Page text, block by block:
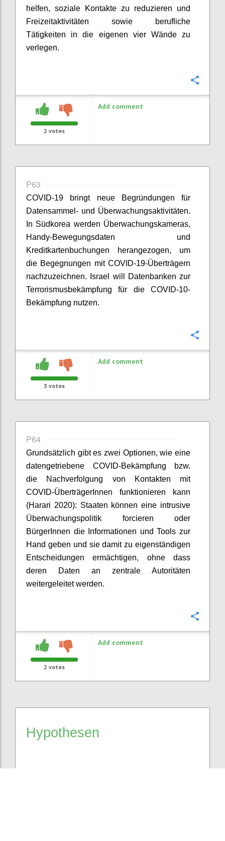
helfen, soziale Kontakte zu reduzieren und
Freizeitaktivitäten sowie berufliche
Tätigkeiten in die eigenen vier Wände zu
verlegen.
2 votes
Add comment
P63
COVID-19 bringt neue Begründungen für
Datensammel- und Überwachungsaktivitäten.
In Südkorea werden Überwachungskameras,
Handy-Bewegungsdaten und
Kreditkartenbuchungen herangezogen, um
die Begegnungen mit COVID-19-Überträgern
nachzuzeichnen. Israel will Datenbanken zur
Terrorismusbekämpfung für die COVID-10-
Bekämpfung nutzen.
3 votes
Add comment
P64
Grundsätzlich gibt es zwei Optionen, wie eine
datengetriebene COVID-Bekämpfung bzw.
die Nachverfolgung von Kontakten mit
COVID-ÜberträgerInnen funktionieren kann
(Harari 2020): Staaten können eine intrusive
Überwachungspolitik forcieren oder
BürgerInnen die Informationen und Tools zur
Hand geben und sie damit zu eigenständigen
Entscheidungen ermächtigen, ohne dass
deren Daten an zentrale Autoritäten
weitergeleitet werden.
2 votes
Add comment
Hypothesen